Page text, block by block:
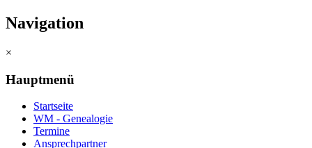
Navigation
×
Hauptmenü
Startseite
WM - Genealogie
Termine
Ansprechpartner